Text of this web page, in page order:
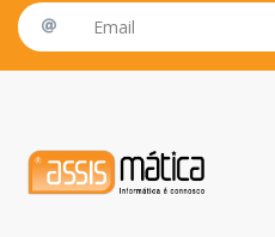
Email address